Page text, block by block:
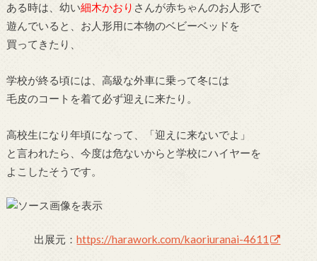
ある時は、幼い細木かおり さんが赤ちゃんのお人形で
遊んでいると、お人形用に本物のベビーベッドを
買ってきたり、
学校が終る頃には、高級な外車に乗って冬には
毛皮のコートを着て必ず迎えに来たり。
高校生になり年頃になって、「迎えに来ないでよ」
と言われたら、今度は危ないからと学校にハイヤーを
よこしたそうです。
出展元：https://harawork.com/kaoriuranai-4611